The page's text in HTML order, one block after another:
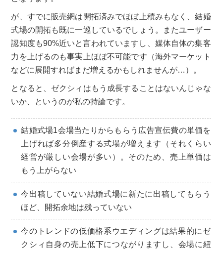
が、すでに販売網は開拓済みでほぼ上積みもなく、結婚
式場の開拓も既に一巡しているでしょう。またユーザー
認知度も90%近いと言われていますし、媒体自体の集客
力を上げるのも事実上ほぼ不可能です（海外マーケット
などに展開すればまだ増えるかもしれませんが…）。
となると、ゼクシィはもう成長することはないんじゃな
いか、というのが私の持論です。
結婚式場1会場当たりからもらう広告宣伝費の単価を
上げれば多分倒産する式場が増えます（それくらい
経営が厳しい会場が多い）。そのため、売上単価は
もう上がらない
今出稿していない結婚式場に新たに出稿してもらう
ほど、開拓余地は残っていない
今のトレンドの低価格系ウエディングは結果的にゼ
クシィ自身の売上低下につながりますし、会場に紐